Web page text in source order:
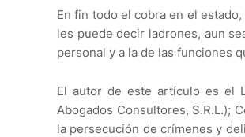
En fin todo el cobra en el
les puede decir ladrones, aun
personal y a la de las funciones
El autor de este artículo es el
Abogados Consultores, S.R.L.);
la persecución de crímenes y